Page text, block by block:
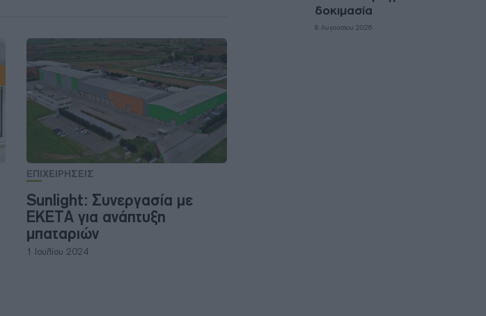
ΕΠΙΧΕΙΡΗΣΕΙΣ
Sunlight: Συνεργασία με
ΕΚΕΤΑ για ανάπτυξη
μπαταριών
1 Ιουλίου 2024
δοκιμασία
8 Αυγούστου 2026